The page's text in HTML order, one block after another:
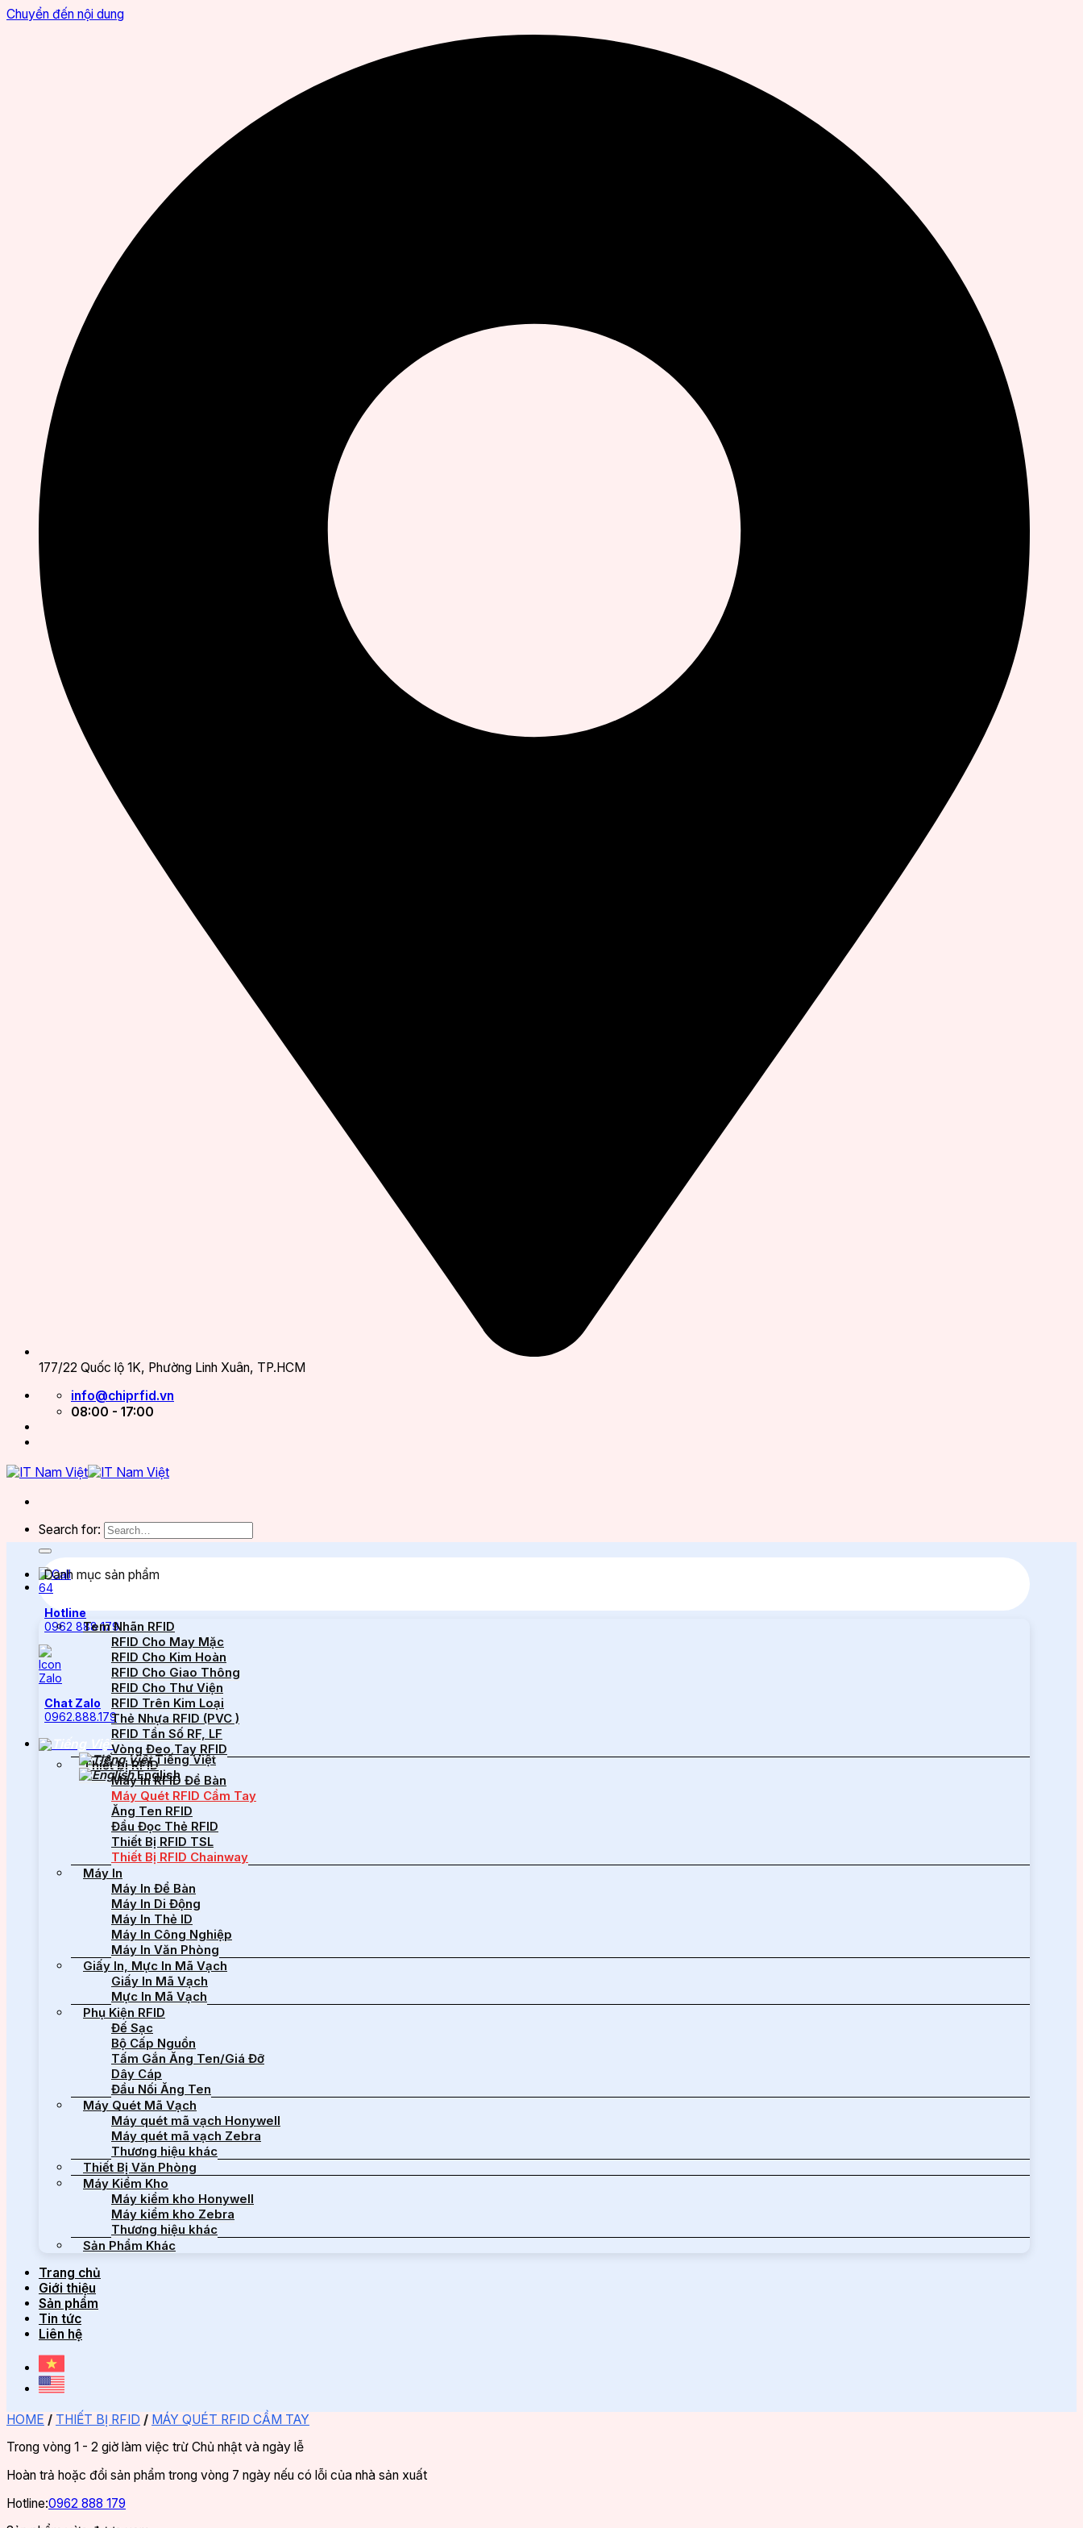
Chuyển đến nội dung
177/22 Quốc lộ 1K, Phường Linh Xuân, TP.HCM
info@chiprfid.vn
08:00 - 17:00
Search for:
Hotline
0962 888 179
Chat Zalo
0962.888.179
Tiếng Việt
English
Danh mục sản phẩm
Tem Nhãn RFID
RFID Cho May Mặc
RFID Cho Kim Hoàn
RFID Cho Giao Thông
RFID Cho Thư Viện
RFID Trên Kim Loại
Thẻ Nhựa RFID (PVC )
RFID Tần Số RF, LF
Vòng Đeo Tay RFID
Thiết bị RFID
Máy In RFID Để Bàn
Máy Quét RFID Cầm Tay
Ăng Ten RFID
Đầu Đọc Thẻ RFID
Thiết Bị RFID TSL
Thiết Bị RFID Chainway
Máy In
Máy In Để Bàn
Máy In Di Động
Máy In Thẻ ID
Máy In Công Nghiệp
Máy In Văn Phòng
Giấy In, Mực In Mã Vạch
Giấy In Mã Vạch
Mực In Mã Vạch
Phụ Kiện RFID
Đế Sạc
Bộ Cấp Nguồn
Tấm Gắn Ăng Ten/Giá Đỡ
Dây Cáp
Đầu Nối Ăng Ten
Máy Quét Mã Vạch
Máy quét mã vạch Honywell
Máy quét mã vạch Zebra
Thương hiệu khác
Thiết Bị Văn Phòng
Máy Kiểm Kho
Máy kiểm kho Honywell
Máy kiểm kho Zebra
Thương hiệu khác
Sản Phẩm Khác
Trang chủ
Giới thiệu
Sản phẩm
Tin tức
Liên hệ
HOME / THIẾT BỊ RFID / MÁY QUÉT RFID CẦM TAY
Trong vòng 1 - 2 giờ làm việc trừ Chủ nhật và ngày lễ
Hoàn trả hoặc đổi sản phẩm trong vòng 7 ngày nếu có lỗi của nhà sản xuất
Hotline:0962 888 179